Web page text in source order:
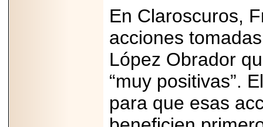
En Claroscuros,
acciones
López Obrador
“muy positivas”.
para que esas